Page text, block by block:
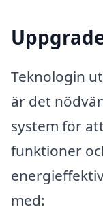
Teknologin
är det
system för
funktioner
med: